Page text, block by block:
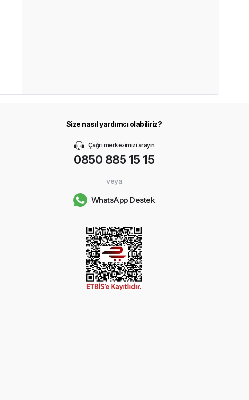
Size nasıl yardımcı olabiliriz?
Çağrı merkezimizi arayın
0850 885 15 15
veya
WhatsApp Destek